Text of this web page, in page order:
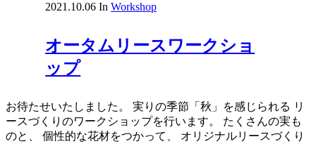
2021.10.06 In Workshop
オータムリースワークショ
ップ
お待たせいたしました。 実りの季節「秋」を感じられる リ
ースづくりのワークショップを行います。 たくさんの実も
のと、 個性的な花材をつかって、 オリジナルリースづくり